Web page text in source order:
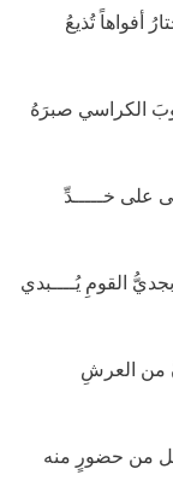
أفواهاً تُذيعُ
الكراسي صبرَهُ
على خـــــدِّ
القومِ يُــــبدي
من العرشِ
فهل من حضورٍ منه